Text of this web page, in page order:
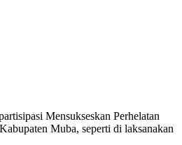
Mensukseskan Perhelatan
Muba, seperti di laksanakan